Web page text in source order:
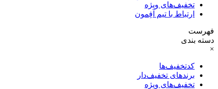
تخفیف‌های ویژه
ارتباط با تیم آفِمون
فهرست
دسته بندی
×
کدتخفیف‌ها
برندهای تخفیف‌دار
تخفیف‌های ویژه